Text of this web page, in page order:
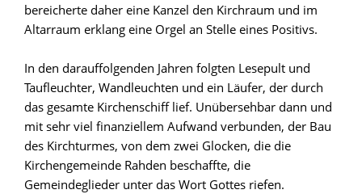
bereicherte daher eine Kanzel den Kirchraum und im
Altarraum erklang eine Orgel an Stelle eines Positivs.
In den darauffolgenden Jahren folgten Lesepult und
Taufleuchter, Wandleuchten und ein Läufer, der durch
das gesamte Kirchenschiff lief. Unübersehbar dann und
mit sehr viel finanziellem Aufwand verbunden, der Bau
des Kirchturmes, von dem zwei Glocken, die die
Kirchengemeinde Rahden beschaffte, die
Gemeindeglieder unter das Wort Gottes riefen.